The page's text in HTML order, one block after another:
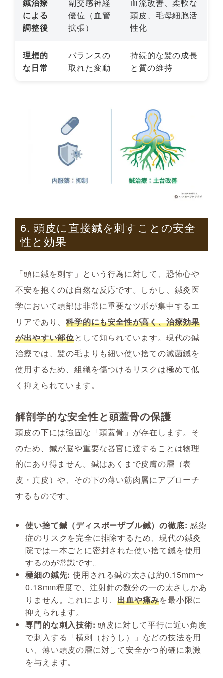
鍼治療
による
調整後
副交感神経
優位（血管
拡張）
血流改善、柔軟な
頭皮、毛母細胞活
性化
理想的
な日常
バランスの
取れた変動
持続的な髪の成長
と質の維持
6. 頭皮に直接鍼を刺すことの安全
性と効果
「頭に鍼を刺す」という行為に対して、恐怖心や
不安を抱くのは自然な反応です。しかし、鍼灸医
学において頭部は非常に重要なツボが集中するエ
リアであり、科学的にも安全性が高く、治療効果
が出やすい部位として知られています。現代の鍼
治療では、髪の毛よりも細い使い捨ての滅菌鍼を
使用するため、組織を傷つけるリスクは極めて低
く抑えられています。
解剖学的な安全性と頭蓋骨の保護
頭皮の下には強固な「頭蓋骨」が存在します。そ
のため、鍼が脳や重要な器官に達することは物理
的にあり得ません。鍼はあくまで皮膚の層（表
皮・真皮）や、その下の薄い筋肉層にアプローチ
するものです。
使い捨て鍼（ディスポーザブル鍼）の徹底: 感染
症のリスクを完全に排除するため、現代の鍼灸
院では一本ごとに密封された使い捨て鍼を使用
するのが常識です。
極細の鍼先: 使用される鍼の太さは約0.15mm〜
0.18mm程度で、注射針の数分の一の太さしかあ
りません。これにより、出血や痛みを最小限に
抑えられます。
専門的な刺入技術:頭皮に対して平行に近い角度
で刺入する「横刺（おうし）」などの技法を用
い、薄い頭皮の層に対して安全かつ的確に刺激
を与えます。